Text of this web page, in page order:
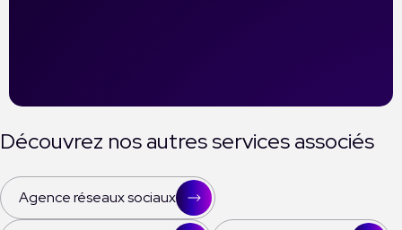
Découvrez nos autres services associés
Agence réseaux sociaux